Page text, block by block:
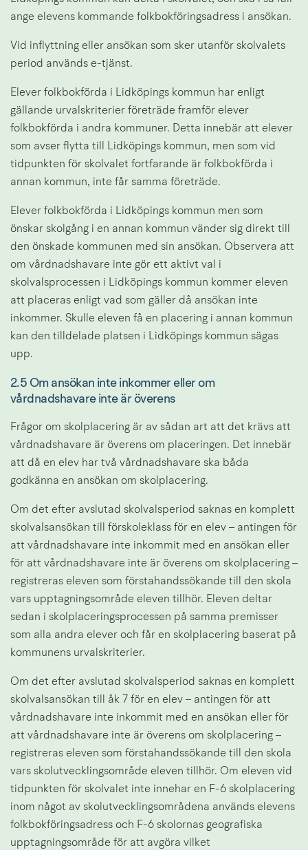
ange elevens kommande folkbokföringsadress i ansökan.
Vid inflyttning eller ansökan som sker utanför skolvalets
period används e-tjänst.
Elever folkbokförda i Lidköpings kommun har enligt
gällande urvalskriterier företräde framför elever
folkbokförda i andra kommuner. Detta innebär att elever
som avser flytta till Lidköpings kommun, men som vid
tidpunkten för skolvalet fortfarande är folkbokförda i
annan kommun, inte får samma företräde.
Elever folkbokförda i Lidköpings kommun men som
önskar skolgång i en annan kommun vänder sig direkt till
den önskade kommunen med sin ansökan. Observera att
om vårdnadshavare inte gör ett aktivt val i
skolvalsprocessen i Lidköpings kommun kommer eleven
att placeras enligt vad som gäller då ansökan inte
inkommer. Skulle eleven få en placering i annan kommun
kan den tilldelade platsen i Lidköpings kommun sägas
upp.
2.5 Om ansökan inte inkommer eller om
vårdnadshavare inte är överens
Frågor om skolplacering är av sådan art att det krävs att
vårdnadshavare är överens om placeringen. Det innebär
att då en elev har två vårdnadshavare ska båda
godkänna en ansökan om skolplacering.
Om det efter avslutad skolvalsperiod saknas en komplett
skolvalsansökan till förskoleklass för en elev – antingen för
att vårdnadshavare inte inkommit med en ansökan eller
för att vårdnadshavare inte är överens om skolplacering –
registreras eleven som förstahandssökande till den skola
vars upptagningsområde eleven tillhör. Eleven deltar
sedan i skolplaceringsprocessen på samma premisser
som alla andra elever och får en skolplacering baserat på
kommunens urvalskriterier.
Om det efter avslutad skolvalsperiod saknas en komplett
skolvalsansökan till åk 7 för en elev – antingen för att
vårdnadshavare inte inkommit med en ansökan eller för
att vårdnadshavare inte är överens om skolplacering –
registreras eleven som förstahandssökande till den skola
vars skolutvecklingsområde eleven tillhör. Om eleven vid
tidpunkten för skolvalet inte innehar en F-6 skolplacering
inom något av skolutvecklingsområdena används elevens
folkbokföringsadress och F-6 skolornas geografiska
upptagningsområde för att avgöra vilket